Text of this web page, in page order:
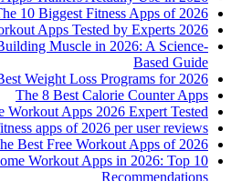
10 Biggest Fitness Apps of 2026
Apps Tested by Experts 2026
Muscle in 2026: A Science-
Based Guide
Weight Loss Programs for 2026
The 8 Best Calorie Counter Apps
Workout Apps 2026 Expert Tested
apps of 2026 per user reviews
Best Free Workout Apps of 2026
Workout Apps in 2026: Top 10
Recommendations